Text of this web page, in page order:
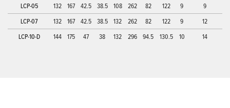
LCP-05 132 167 42.5 38.5 108 262 82 122 9
9
LCP-07
132 167 42.5 38.5 132 262 82 122 9
12
LCP-10-D
144 175 47 38 132 296 94.5 130.5 10 14